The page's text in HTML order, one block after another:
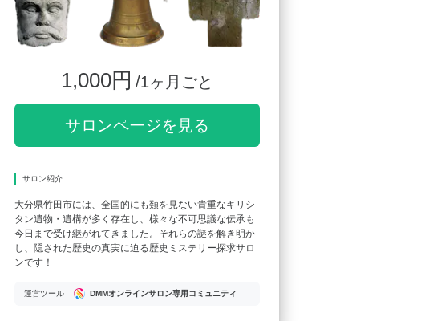
1,000円 /1ヶ月ごと
サロンページを見る
サロン紹介
大分県竹田市には、全国的にも類を見ない貴重なキリシ
タン遺物・遺構が多く存在し、様々な不可思議な伝承も
今日まで受け継がれてきました。それらの謎を解き明か
し、隠された歴史の真実に迫る歴史ミステリー探求サロ
ンです！
運営ツール DMMオンラインサロン専用コミュニティ